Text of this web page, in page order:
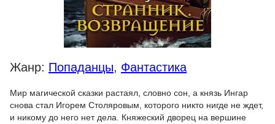
Жанр: Попаданцы, Фантастика
Мир магической сказки растаял, словно сон, а князь Ингар
снова стал Игорем Столяровым, которого никто нигде не ждет,
и никому до него нет дела. Княжеский дворец на вершине